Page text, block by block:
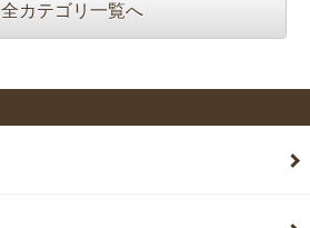
全カテゴリ一覧へ